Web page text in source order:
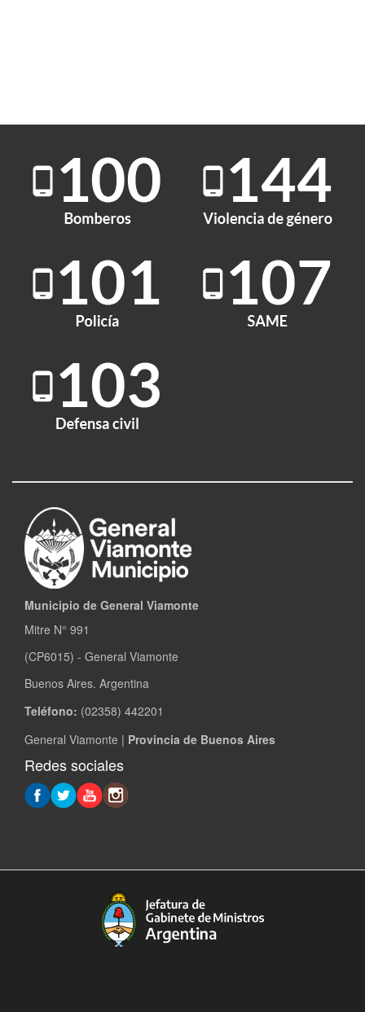
Municipio de General Viamonte
Mitre N° 991
(CP6015) - General Viamonte
Buenos Aires. Argentina
Teléfono: (02358) 442201
General Viamonte | Provincia de Buenos Aires
Redes sociales